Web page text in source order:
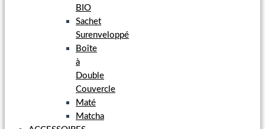
BIO
Sachet
Surenveloppé
Boîte
à
Double
Couvercle
Maté
Matcha